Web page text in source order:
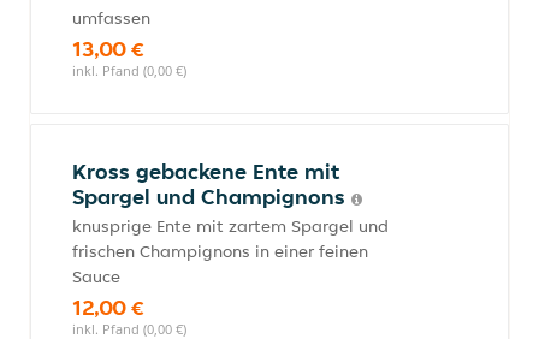
umfassen
13,00 €
inkl. Pfand (0,00 €)
Kross gebackene Ente mit
Spargel und Champignons
knusprige Ente mit zartem Spargel und
frischen Champignons in einer feinen
Sauce
12,00 €
inkl. Pfand (0,00 €)